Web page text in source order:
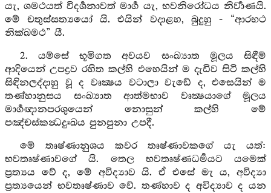
යැ, ශමථයත් විදර්‍ශනාවත් මාර්‍ග යැ, භවනිරෝධය නිර්‍වාණයි.
මේ චතුස්සත්‍යයෝ යි. එයින් වදාළහ, බුදුහු - “ආරභථ
නික්ඛමථ” යී.
2. යම්සේ භූමිගත අවයව සංඛ්‍යාත මූලය සිඳීම්
ආදියෙන් උපද්‍රව රහිත කල්හි එහෙයින් ම දැඩිව සිටි කල්හි
සිඳිනලද්දාහු වූ ද වෘක්‍ෂය වටාලා වැඩේ ද, එසෙයින් ම
තණ්හානුසය සංඛ්‍යාත ආත්මභාව වෘක්‍ෂයාගේ මූලය
මාර්‍ගඥානපරශුයෙන් නොසුන් කල්හි මේ
පඤ්චස්කන්‍ධදුඃඛය පුනපුනා උපදී.
මේ තෘෂ්ණානුශය කවර තෘෂ්ණාවකගේ යැ යත්:
භවතෘෂ්ණාවගේ යි. තෙල භවතෘෂ්ණධර්‍මයට යමෙක්
ප්‍රත්‍යය වේ ද, මේ අවිද්‍යාව යි. ඒ එසේ මැ ය, අවිද්‍යා
ප්‍රත්‍යයෙන් භවතෘෂ්ණාව වේ. තණ්හාව ද අවිද්‍යාව ද යන